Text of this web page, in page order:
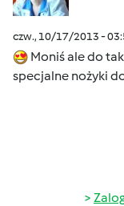
czw., 10/17/2013 -
Moniś ale do
specjalne nożyki